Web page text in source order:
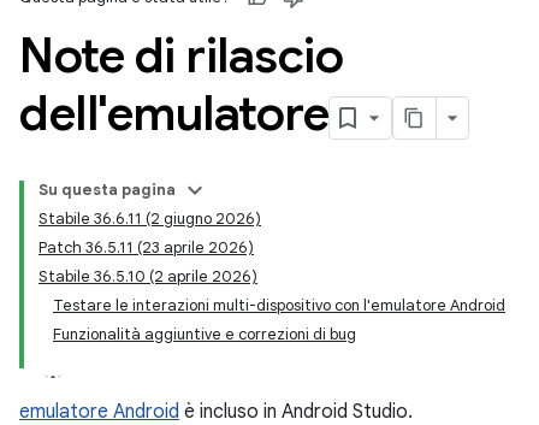
Note di rilascio
dell'emulatore
Su questa pagina
Stabile 36.6.11 (2 giugno 2026)
Patch 36.5.11 (23 aprile 2026)
Stabile 36.5.10 (2 aprile 2026)
Testare le interazioni multi-dispositivo con l'emulatore Android
Funzionalità aggiuntive e correzioni di bug
emulatore Android è incluso in Android Studio.